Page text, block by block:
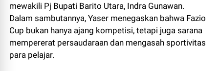
mewakili Pj Bupati Barito Utara, Indra Gunawan.
Dalam sambutannya, Yaser menegaskan bahwa Fazio
Cup bukan hanya ajang kompetisi, tetapi juga sarana
mempererat persaudaraan dan mengasah sportivitas
para pelajar.